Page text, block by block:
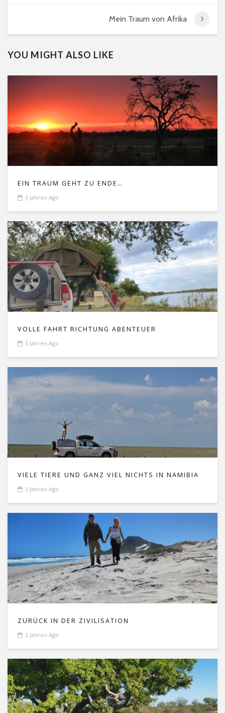
Mein Traum von Afrika
YOU MIGHT ALSO LIKE
EIN TRAUM GEHT ZU ENDE…
3 Jahren Ago
VOLLE FAHRT RICHTUNG ABENTEUER
3 Jahren Ago
VIELE TIERE UND GANZ VIEL NICHTS IN NAMIBIA
3 Jahren Ago
ZURÜCK IN DER ZIVILISATION
3 Jahren Ago